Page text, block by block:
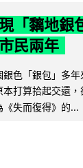
「黐地銀
民兩年
色「銀包」多
本打算拾起交還
失而復得》的...